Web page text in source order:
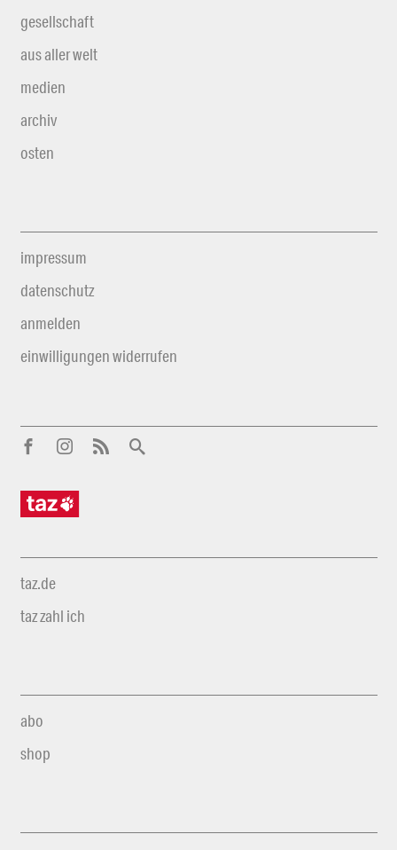
gesellschaft
aus aller welt
medien
archiv
osten
impressum
datenschutz
anmelden
einwilligungen widerrufen
taz.de
taz zahl ich
abo
shop